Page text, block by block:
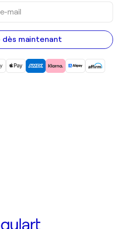
dès maintenant